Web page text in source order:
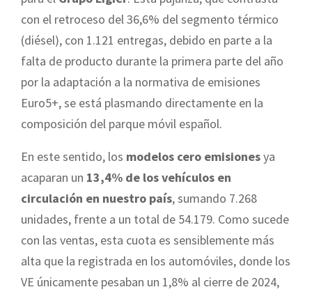
con el retroceso del 36,6% del segmento térmico
(diésel), con 1.121 entregas, debido en parte a la
falta de producto durante la primera parte del año
por la adaptación a la normativa de emisiones
Euro5+, se está plasmando directamente en la
composición del parque móvil español.
En este sentido, los modelos cero emisionesya
acaparan un 13,4% de los vehículos en
circulación en nuestro país, sumando 7.268
unidades, frente a un total de 54.179. Como sucede
con las ventas, esta cuota es sensiblemente más
alta que la registrada en los automóviles, donde los
VE únicamente pesaban un 1,8% al cierre de 2024,